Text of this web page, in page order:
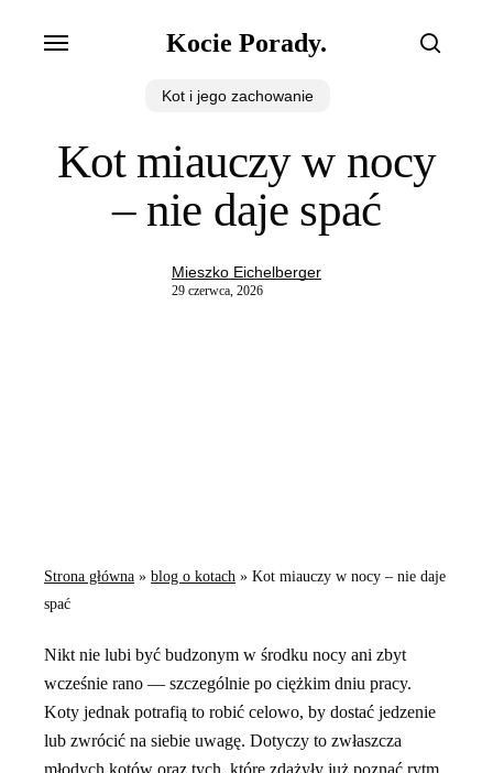
Kocie Porady.
Menu
Kot i jego zachowanie
Kot miauczy w nocy
– nie daje spać
Mieszko Eichelberger
29 czerwca, 2026
Strona główna »blog o kotach »Kot miauczy w nocy – nie daje
spać
Nikt nie lubi być budzonym w środku nocy ani zbyt
wcześnie rano — szczególnie po ciężkim dniu pracy.
Koty jednak potrafią to robić celowo, by dostać jedzenie
lub zwrócić na siebie uwagę. Dotyczy to zwłaszcza
młodych kotów oraz tych, które zdążyły już poznać rytm